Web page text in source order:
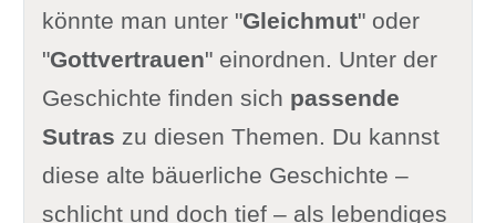
könnte man unter "Gleichmut" oder
"Gottvertrauen" einordnen. Unter der
Geschichte finden sich passende
Sutras zu diesen Themen. Du kannst
diese alte bäuerliche Geschichte –
schlicht und doch tief – als lebendiges